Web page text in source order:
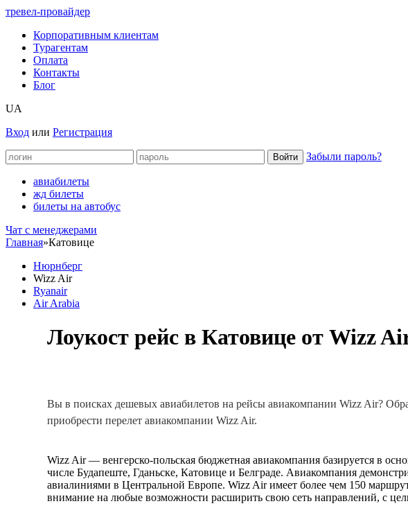
тревел-провайдер
Корпоративным клиентам
Турагентам
Оплата
Контакты
Блог
UA
Вход или Регистрация
Забыли пароль?
авиабилеты
жд билеты
билеты на автобус
Чат c менеджерами
Главная»Катовице
Нюрнберг
Wizz Air
Ryanair
Air Arabia
Лоукост рейс в Катовице от Wizz
Вы в поисках дешевых авиабилетов на рейсы авиакомпании Wizz Air?
приобрести перелет авиакомпании Wizz Air.
Wizz Air — венгерско-польская бюджетная авиакомпания базируется в
числе Будапеште, Гданьске, Катовице и Белграде. Авиакомпания
авиалиниями в Центральной Европе. Wizz Air имеет более чем 150
внимание на любые возможности расширить свою сеть направлений, с